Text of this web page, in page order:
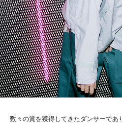
数々の賞を獲得してきたダンサーであ